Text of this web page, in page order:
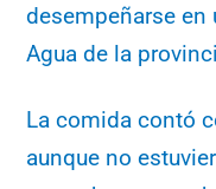
desempeñarse en
Agua de la
La comida contó
aunque no